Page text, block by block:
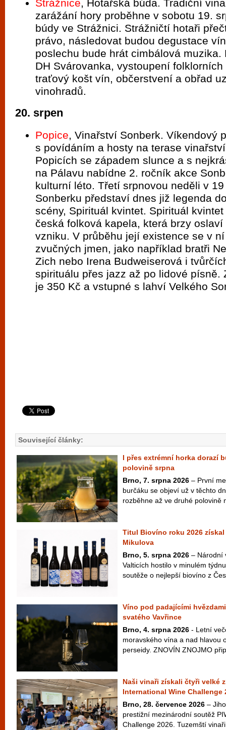
Strážnice, Hotařská búda. Tradiční
zarážání hory proběhne v sobotu 19.
búdy ve Strážnici. Strážničtí hotaři
právo, následovat budou degustace
poslechu bude hrát cimbálová muzika.
DH Svárovanka, vystoupení
traťový košt vín, občerstvení a obřad
vinohradů.
20. srpen
Popice, Vinařství Sonberk. Víkendový
s povídáním a hosty na terase
Popicích se západem slunce a s
na Pálavu nabídne 2. ročník akce
kulturní léto. Třetí srpnovou neděli v
Sonberku představí dnes již legenda
scény, Spirituál kvintet. Spirituál
česká folková kapela, která brzy
vzniku. V průběhu její existence se v
zvučných jmen, jako například bratři
Zich nebo Irena Budweiserová i
spirituálu přes jazz až po lidové písně.
je 350 Kč a vstupné s lahví Velkého
Související články:
I přes extrémní horka dorazí
polovině srpna
Brno, 7. srpna 2026 – První
burčáku se objeví už v těchto
rozběhne až ve druhé polovině
Titul Biovíno roku 2026
Mikulova
Brno, 5. srpna 2026 – Národní
Valticích hostilo v minulém
soutěže o nejlepší biovíno z
Víno pod padajícími
svatého Vavřince
Brno, 4. srpna 2026 - Letní
moravského vína a nad hlavou
perseidy. ZNOVÍN ZNOJMO
Naši vinaři získali čtyři velké
International Wine Challenge
Brno, 28. července 2026 –
prestižní mezinárodní soutěž
Challenge 2026. Tuzemští